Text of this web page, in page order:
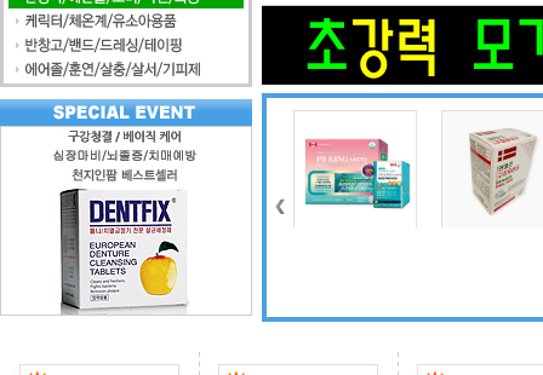
인트 보스 엠에스
엠(보스웰리아, 비
민D, 초록입홍합,
상어연골, 콜라겐)
식물성 멜라니아 함
유 멜라니아
함유)